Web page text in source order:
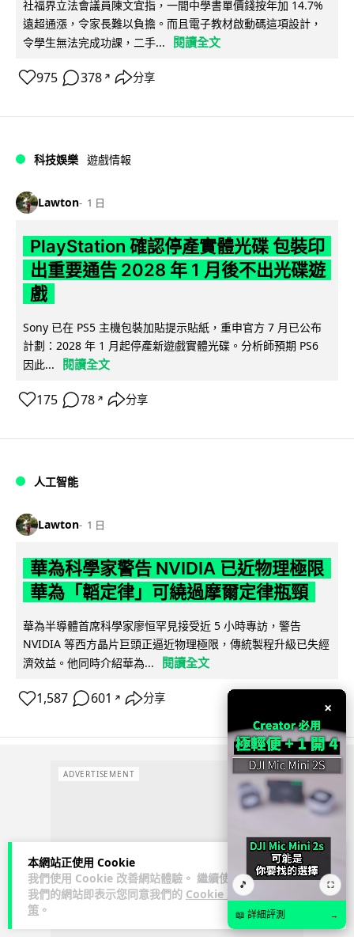
本網站正使用 Cookie
我們使用 Cookie 改善網站體驗。 繼續使用
我們的網站即表示您同意我們的 Cookie 政
策 。
社福界立法會議員陳文宜指，一間中學書單價錢按年加 14.7%
遠超通漲，令家長難以負擔。而且電子教材啟動碼這項設計，
令學生無法完成功課，二手...
閱讀全文
975 378 ↗ 分享
科技娛樂 遊戲情報
Lawton 1 日
PlayStation 確認停產實體光碟 包裝印
出重要通告 2028 年 1 月後不出光碟遊
戲
Sony 已在 PS5 主機包裝加貼提示貼紙，重申官方 7 月已公布
計劃：2028 年 1 月起停產新遊戲實體光碟。分析師預期 PS6
因此...
閱讀全文
175 78 ↗ 分享
人工智能
Lawton 1 日
華為科學家警告 NVIDIA 已近物理極限
華為「韜定律」可繞過摩爾定律瓶頸
華為半導體首席科學家廖恒罕見接受近 5 小時專訪，警告
NVIDIA 等西方晶片巨頭正逼近物理極限，傳統製程升級已失經
濟效益。他同時介紹華為...
閱讀全文
1,587 601 ↗ 分享
ADVERTISEMENT
×
🎵 ⛶
📖 詳細評測 →